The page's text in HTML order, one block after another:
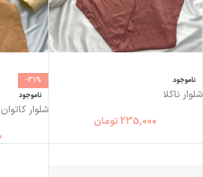
ناموجود
شلوار ناكلا
235,000 تومان
-31%
ناموجود
شلوار کاتوان